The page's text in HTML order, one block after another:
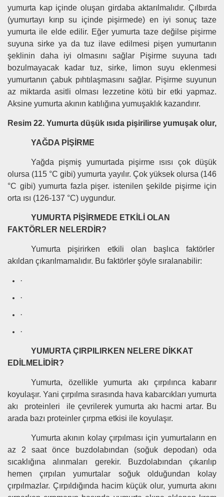
yumurta kap içinde oluşan girdaba aktarılmalıdır. Çılbırda
(yumurtayı kırıp su içinde pişirmede) en iyi sonuç taze
yumurta ile elde edilir. Eğer yumurta taze değilse pişirme
suyuna sirke ya da tuz ilave edilmesi pişen yumurtanın
şeklinin daha iyi olmasını sağlar Pişirme suyuna tadı
bozulmayacak kadar tuz, sirke, limon suyu eklenmesi
yumurtanın çabuk pıhtılaşmasını sağlar. Pişirme suyunun
az miktarda asitli olması lezzetine kötü bir etki yapmaz.
Aksine yumurta akının katılığına yumuşaklık kazandırır.
Resim 22. Yumurta düşük ısıda pişirilirse yumuşak olur,
YAĞDA PİŞİRME
Yağda pişmiş yumurtada pişirme ısısı çok düşük
olursa (115 °C gibi) yumurta yayılır. Çok yüksek olursa (146
°C gibi) yumurta fazla pişer. istenilen şekilde pişirme için
orta ısı (126-137 °C) uygundur.
YUMURTA PİŞİRMEDE ETKİLİ OLAN
FAKTÖRLER NELERDİR?
Yumurta pişirirken etkili olan başlıca faktörler
akıldan çıkarılmamalıdır. Bu faktörler şöyle sıralanabilir:
·
·
·
·
YUMURTA ÇIRPILIRKEN NELERE DİKKAT
EDİLMELİDİR?
Yumurta, özellikle yumurta akı çırpılınca kabarır
koyulaşır. Yani çırpılma sırasında hava kabarcıkları yumurta
akı proteinleri ile çevrilerek yumurta akı hacmi artar. Bu
arada bazı proteinler çırpma etkisi ile koyulaşır.
Yumurta akının kolay çırpılması için yumurtaların en
az 2 saat önce buzdolabından (soğuk depodan) oda
sıcaklığına alınmaları gerekir. Buzdolabından çıkarılıp
hemen çırpılan yumurtalar soğuk olduğundan kolay
çırpılmazlar. Çırpıldığında hacim küçük olur, yumurta akını